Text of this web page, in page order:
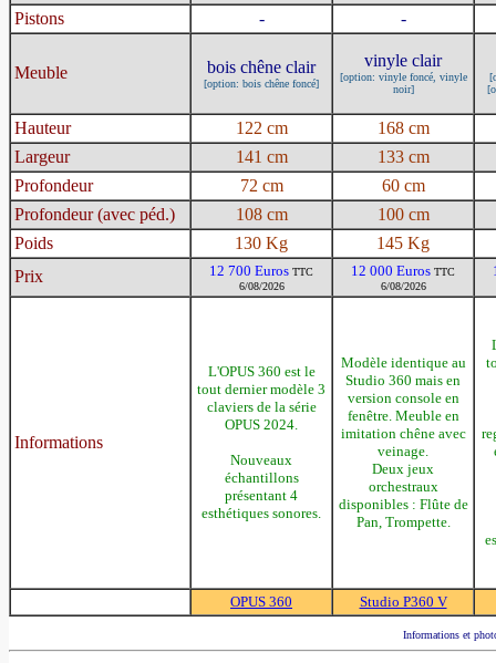
Pistons
- -
Meuble bois chêne clair
[option: bois chêne foncé]
vinyle clair
[option: vinyle foncé, vinyle
noir]
Hauteur 122 cm
168 cm
Largeur
141 cm
133 cm
Profondeur
72 cm
60 cm
Profondeur (avec péd.)
108 cm
100 cm
Poids
130 Kg
145 Kg
Prix
12 700 Euros TTC
6/08/2026
12 000 Euros TTC
6/08/2026
Informations
L'OPUS 360 est le
tout dernier modèle 3
claviers de la série
OPUS 2024.
Nouveaux
échantillons
présentant 4
esthétiques sonores.
Modèle identique au
Studio 360 mais en
version console en
fenêtre. Meuble en
imitation chêne avec
veinage.
Deux jeux
orchestraux
disponibles : Flûte de
Pan, Trompette.
OPUS 360 Studio P360 V
Informations et